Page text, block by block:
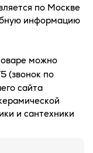
по Москве
информацию
можно
(звонок по
сайта
и сантехники